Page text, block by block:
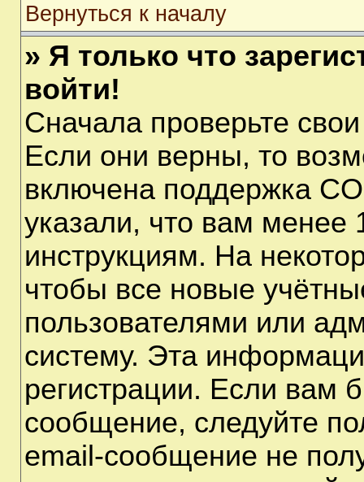
Вернуться к началу
» Я только что
войти!
Сначала проверьте
Если они верны, то
включена поддержка
указали, что вам менее
инструкциям. На
чтобы все новые
пользователями или
систему. Эта
регистрации. Если вам
сообщение, следуйте
email-сообщение не